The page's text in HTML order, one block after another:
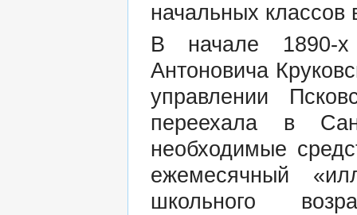
начальных классов
В начале 1890-
Антоновича
управлении
переехала в
необходимые
ежемесячный
школьного